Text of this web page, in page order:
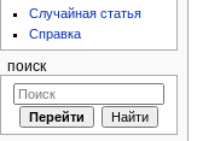
Случайная статья
Справка
поиск